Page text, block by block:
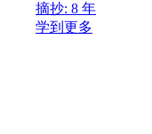
摘抄: 8 年
学到更多